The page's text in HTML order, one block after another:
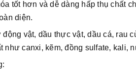
tốt hơn và dễ dàng hấp thụ chất
diện.
vật, dầu thực vật, dầu cá, rau
như canxi, kẽm, đồng sulfate, kali,